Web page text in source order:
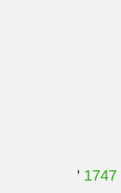
' 1747